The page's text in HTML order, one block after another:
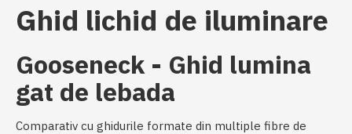
Ghid lichid de iluminare
Gooseneck - Ghid lumina
gat de lebada
Comparativ cu ghidurile formate din multiple fibre de